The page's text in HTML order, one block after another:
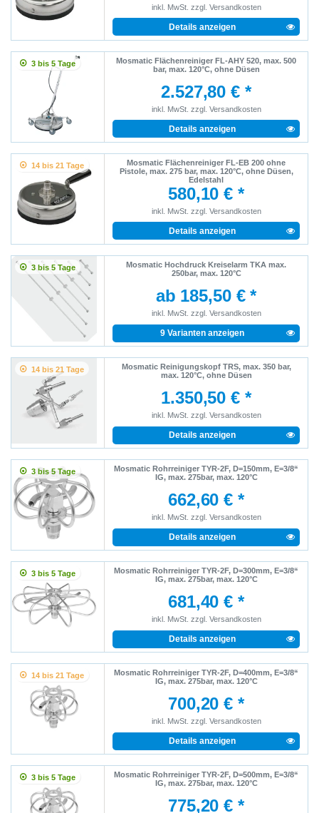
inkl. MwSt. zzgl. Versandkosten
Details anzeigen
3 bis 5 Tage
Mosmatic Flächenreiniger FL-AHY 520, max. 500
bar, max. 120°C, ohne Düsen
2.527,80 € *
inkl. MwSt. zzgl. Versandkosten
Details anzeigen
14 bis 21 Tage
Mosmatic Flächenreiniger FL-EB 200 ohne
Pistole, max. 275 bar, max. 120°C, ohne Düsen,
Edelstahl
580,10 € *
inkl. MwSt. zzgl. Versandkosten
Details anzeigen
3 bis 5 Tage
Mosmatic Hochdruck Kreiselarm TKA max.
250bar, max. 120°C
ab 185,50 € *
inkl. MwSt. zzgl. Versandkosten
9 Varianten anzeigen
14 bis 21 Tage
Mosmatic Reinigungskopf TRS, max. 350 bar,
max. 120°C, ohne Düsen
1.350,50 € *
inkl. MwSt. zzgl. Versandkosten
Details anzeigen
3 bis 5 Tage
Mosmatic Rohrreiniger TYR-2F, D=150mm, E=3/8“
IG, max. 275bar, max. 120°C
662,60 € *
inkl. MwSt. zzgl. Versandkosten
Details anzeigen
3 bis 5 Tage
Mosmatic Rohrreiniger TYR-2F, D=300mm, E=3/8“
IG, max. 275bar, max. 120°C
681,40 € *
inkl. MwSt. zzgl. Versandkosten
Details anzeigen
14 bis 21 Tage
Mosmatic Rohrreiniger TYR-2F, D=400mm, E=3/8“
IG, max. 275bar, max. 120°C
700,20 € *
inkl. MwSt. zzgl. Versandkosten
Details anzeigen
3 bis 5 Tage
Mosmatic Rohrreiniger TYR-2F, D=500mm, E=3/8“
IG, max. 275bar, max. 120°C
775,20 € *